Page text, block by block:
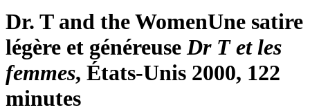
Dr. T and the WomenUne satire
légère et généreuse Dr T et les
femmes, États-Unis 2000, 122
minutes